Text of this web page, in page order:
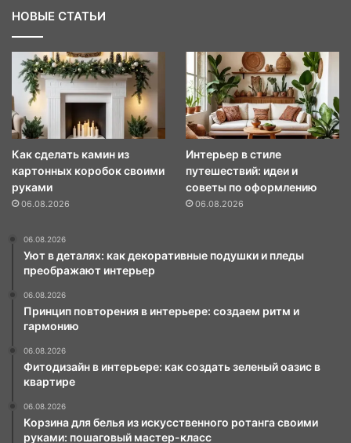
НОВЫЕ СТАТЬИ
Как сделать камин из
картонных коробок своими
руками
06.08.2026
Интерьер в стиле
путешествий: идеи и
советы по оформлению
06.08.2026
06.08.2026
Уют в деталях: как декоративные подушки и пледы
преображают интерьер
06.08.2026
Принцип повторения в интерьере: создаем ритм и
гармонию
06.08.2026
Фитодизайн в интерьере: как создать зеленый оазис в
квартире
06.08.2026
Корзина для белья из искусственного ротанга своими
руками: пошаговый мастер-класс